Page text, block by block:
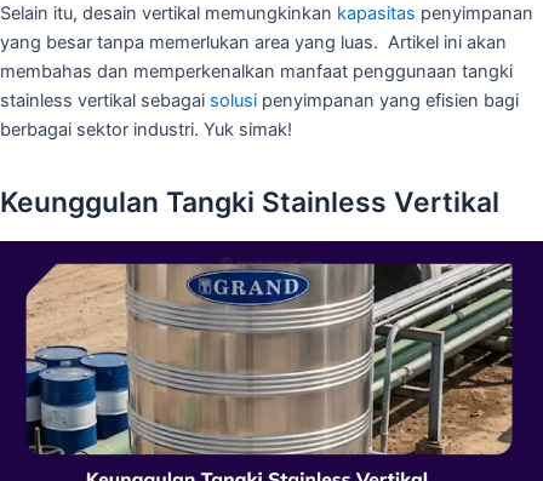
Selain itu, desain vertikal memungkinkan kapasitas penyimpanan
yang besar tanpa memerlukan area yang luas. Artikel ini akan
membahas dan memperkenalkan manfaat penggunaan tangki
stainless vertikal sebagai solusi penyimpanan yang efisien bagi
berbagai sektor industri. Yuk simak!
Keunggulan Tangki Stainless Vertikal